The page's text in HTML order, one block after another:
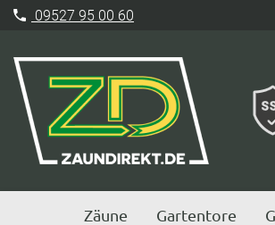
09527 95 00 60
Zäune Gartentore